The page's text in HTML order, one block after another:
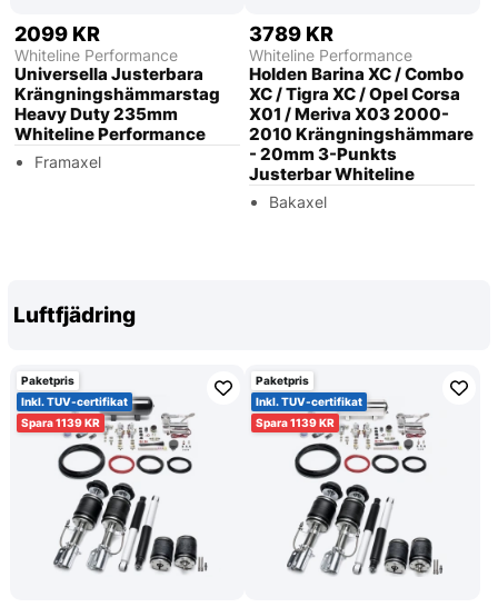
2099 KR
Whiteline Performance
Universella Justerbara
Krängningshämmarstag
Heavy Duty 235mm
Whiteline Performance
Framaxel
3789 KR
Whiteline Performance
Holden Barina XC / Combo
XC / Tigra XC / Opel Corsa
X01 / Meriva X03 2000-
2010 Krängningshämmare
- 20mm 3-Punkts
Justerbar Whiteline
Bakaxel
Luftfjädring
Paketpris
Inkl. TUV-certifikat
1139
Paketpris
Inkl. TUV-certifikat
1139